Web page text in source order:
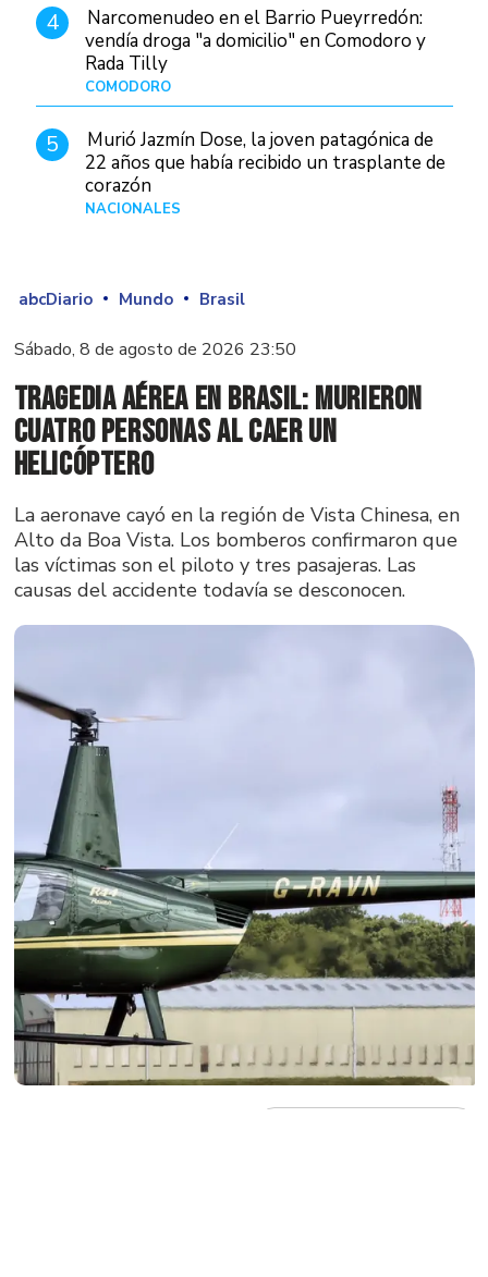
4
Narcomenudeo en el Barrio Pueyrredón:
vendía droga "a domicilio" en Comodoro y
Rada Tilly
COMODORO
5
Murió Jazmín Dose, la joven patagónica de
22 años que había recibido un trasplante de
corazón
NACIONALES
abcDiario Mundo Brasil
Sábado, 8 de agosto de 2026 23:50
Tragedia aérea en Brasil: murieron
cuatro personas al caer un
helicóptero
La aeronave cayó en la región de Vista Chinesa, en
Alto da Boa Vista. Los bomberos confirmaron que
las víctimas son el piloto y tres pasajeras. Las
causas del accidente todavía se desconocen.